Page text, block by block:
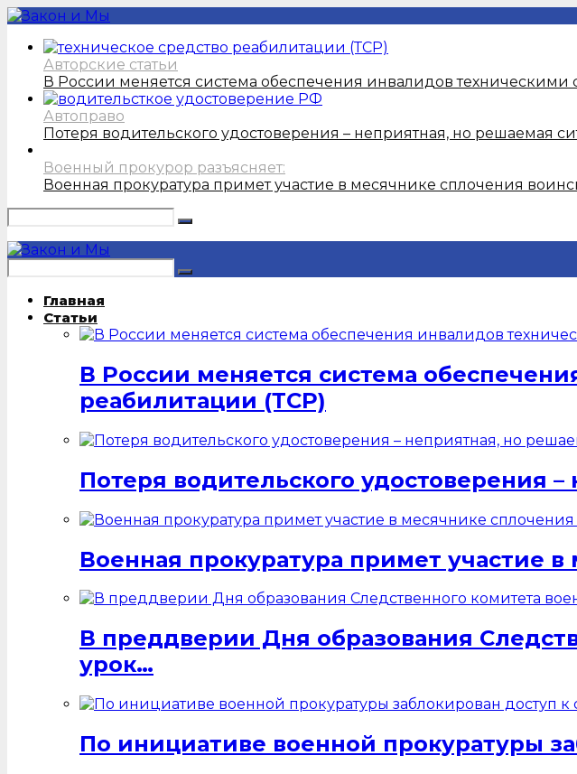
Авторские статьи
В России меняется система обеспечения инвалидов техническими
Автоправо
Потеря водительского удостоверения – неприятная, но решаемая
Военный прокурор разъясняет:
Военная прокуратура примет участие в месячнике сплочения
Главная
Статьи
В России меняется система
реабилитации (ТСР)
Потеря водительского удостоверения
Военная прокуратура примет участие
В преддверии Дня образования
урок…
По инициативе военной прокуратуры